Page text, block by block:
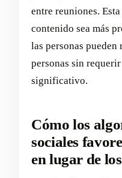
entre reuniones.
contenido sea más
las personas
personas sin
significativo.
Cómo los
sociales
en lugar de